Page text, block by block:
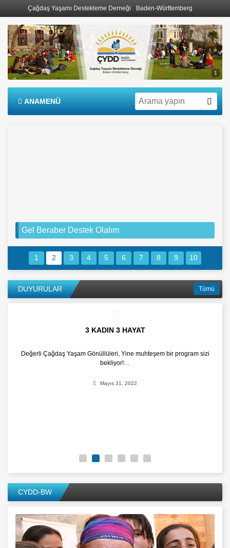
Çağdaş Yaşamı Destekleme Derneği Baden-Württemberg
1
ANAMENÜ
Gel Beraber Destek Olalım
1 2 3 4 5 6 7 8 9 10
DUYURULAR Tümü
3 KADIN 3 HAYAT
Değerli Çağdaş Yaşam Gönüllüleri, Yine muhteşem bir program sizi
bekliyor!…
Mayıs 31, 2022
CYDD-BW